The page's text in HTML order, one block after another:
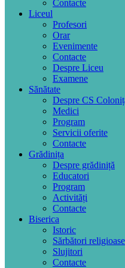
Contacte
Liceul
Profesori
Orar
Evenimente
Contacte
Despre Liceu
Examene
Sănătate
Despre CS
Medici
Program
Servicii oferite
Contacte
Grădinița
Despre grădiniță
Educatori
Program
Activități
Contacte
Biserica
Istoric
Sărbători religioase
Slujitori
Contacte